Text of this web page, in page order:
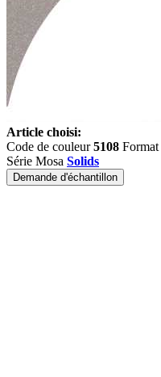
Article choisi:
Code de couleur5108 Format
Série Mosa Solids
Demande d'échantillon